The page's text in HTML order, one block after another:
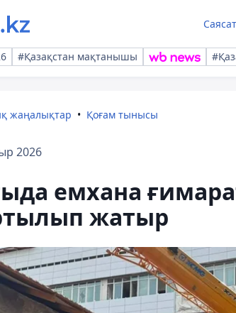
Саясат
#Қазақстан мақтанышы
жаңалықтар Қоғам тынысы
2026
емхана
жатыр